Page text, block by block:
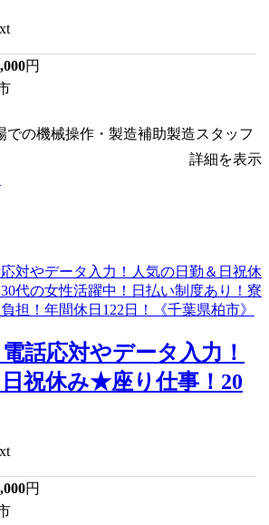
円
での機械操作・製造補助製造スタッフ
詳細を表示
話応対やデータ入力！
祝休み★座り仕事！20
円